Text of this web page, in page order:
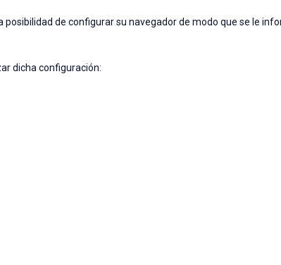
posibilidad de configurar su navegador de modo que se le
dicha configuración: